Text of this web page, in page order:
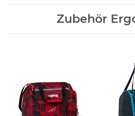
Zubehör